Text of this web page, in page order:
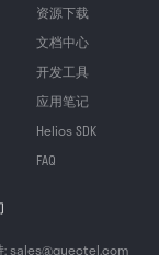
资源下载
文档中心
开发工具
应用笔记
Helios SDK
FAQ
: sales@quectel.com